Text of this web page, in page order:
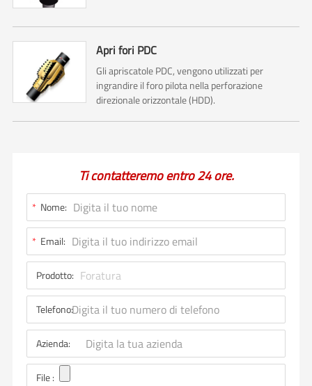
Apri fori PDC
Gli apriscatole PDC, vengono utilizzati per
ingrandire il foro pilota nella perforazione
direzionale orizzontale (HDD).
Ti contatteremo entro 24 ore.
* Nome:
* Email:
Prodotto:
Telefono:
Azienda:
File :